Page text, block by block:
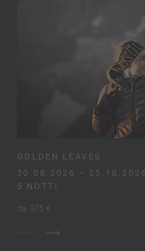
GOLDEN LEAVES
30.08.2026 – 25.10.2026
5 NOTTI
da 975 €